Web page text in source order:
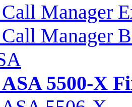
Manager
Manager
ASA 5500-X